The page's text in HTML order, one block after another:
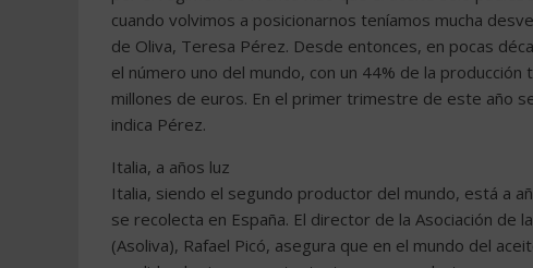
cuando volvimos a posicionarnos teníamos mucha
de Oliva, Teresa Pérez. Desde entonces, en pocas
el número uno del mundo, con un 44% de la
millones de euros. En el primer trimestre de este año
indica Pérez.
Italia, a años luz
Italia, siendo el segundo productor del mundo, está a
se recolecta en España. El director de la Asociación
(Asoliva), Rafael Picó, asegura que en el mundo del